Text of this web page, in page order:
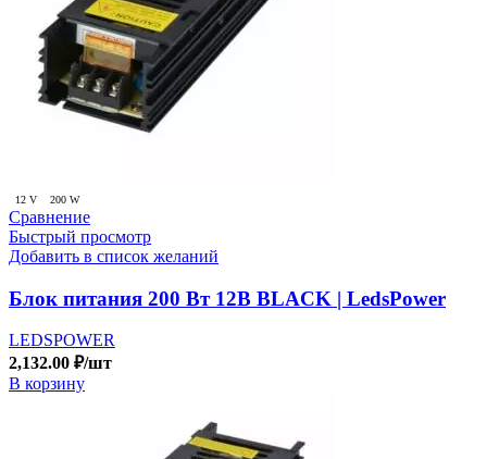
12 V 200 W
Сравнение
Быстрый просмотр
Добавить в список желаний
Блок питания 200 Вт 12В BLACK | LedsPower
LEDSPOWER
2,132.00 ₽/шт
В корзину